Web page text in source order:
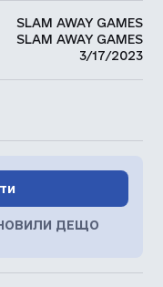
SLAM AWAY GAMES
SLAM AWAY GAMES
3/17/2023
ДЕЩО